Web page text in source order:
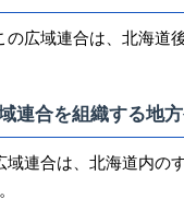
広域連合は、北海道
域連合を組織する地方
連合は、北海道内の